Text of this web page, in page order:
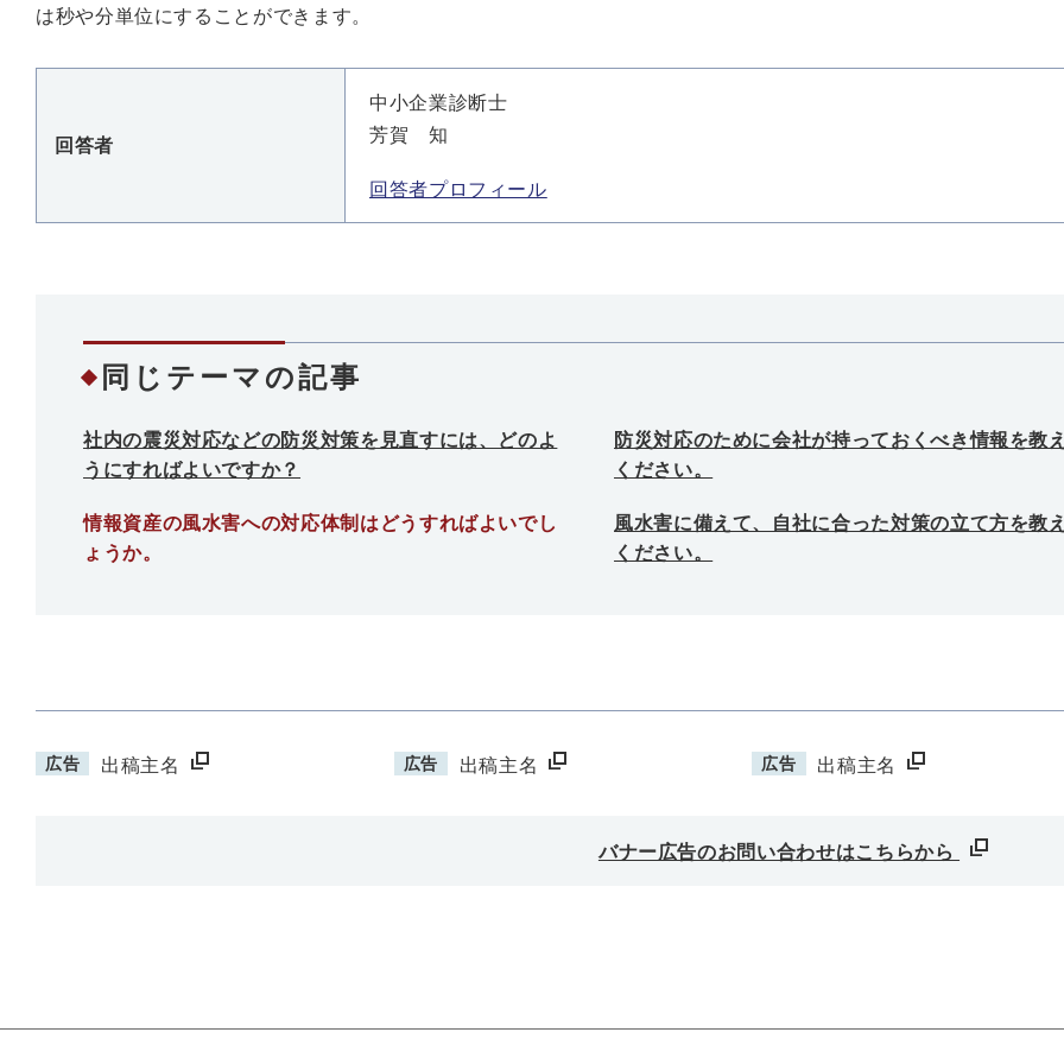
は秒や分単位にすることができます。
回答者
中小企業診断士
芳賀 知
回答者プロフィール
同じテーマの記事
社内の震災対応などの防災対策を見直すには、どのよ
うにすればよいですか？
防災対応のために会社が持っておくべき情報を教
ください。
情報資産の風水害への対応体制はどうすればよいでし
ょうか。
風水害に備えて、自社に合った対策の立て方を教
ください。
広告 出稿主名 広告 出稿主名 広告 出稿主名
バナー広告のお問い合わせはこちらから